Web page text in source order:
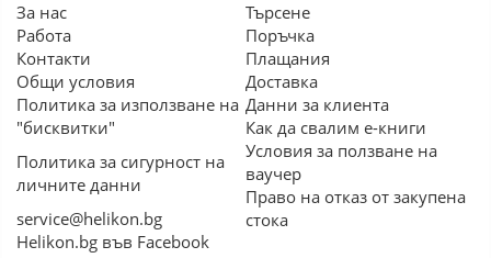
За нас
Работа
Контакти
Общи условия
Политика за използване на
"бисквитки"
Политика за сигурност на
личните данни
service@helikon.bg
Helikon.bg във Facebook
Търсене
Поръчка
Плащания
Доставка
Данни за клиента
Как да свалим е-книги
Условия за ползване на
ваучер
Право на отказ от закупена
стока